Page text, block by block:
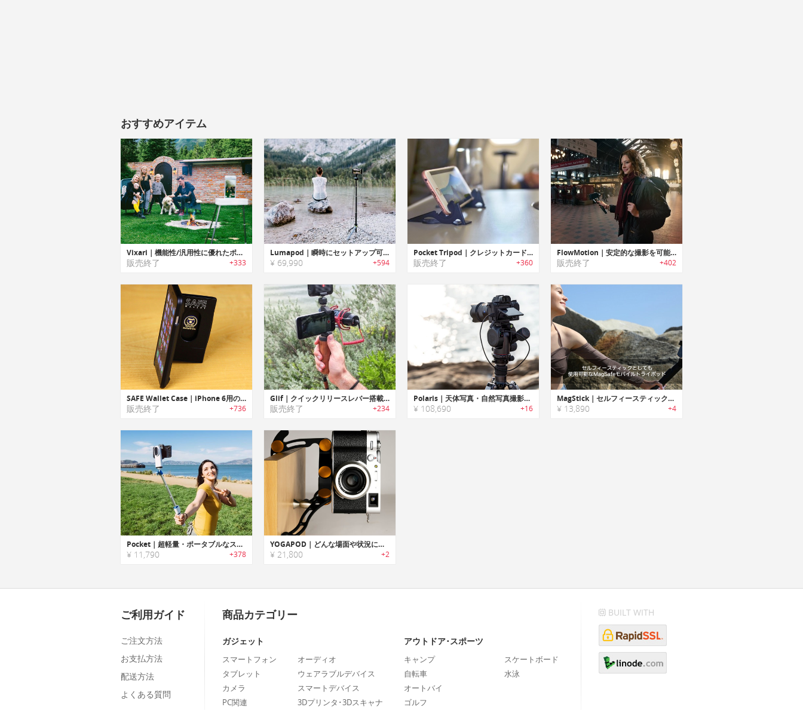
おすすめアイテム
Vixari｜機能性/汎用性に優れたポータブルトライポッド「ヴィクサリー」
販売終了 +333
Lumapod｜瞬時にセットアップ可能なポータブルトライポッド「ルマポッド」
¥ 69,990 +594
Pocket Tripod｜クレジットカードサイズのスマホ用三脚「ポケットトライポッド」
販売終了 +360
FlowMotion｜安定的な撮影を可能にするスマホ用スタビライザー「フローモーション」
販売終了 +402
SAFE Wallet Case｜iPhone 6用の万能セーフ・ウォレットケース
販売終了 +736
Glif｜クイックリリースレバー搭載スマホ用三脚マウント「グリフ 」
販売終了 +234
Polaris｜天体写真・自然写真撮影に最適なスマート電動トライポッドヘッド「ポラリス」
¥ 108,690 +16
MagStick｜セルフィースティックとしても使用可能なMagSafeモバイルトライポッド「マグスティック」
¥ 13,890 +4
Pocket｜超軽量・ポータブルなスマホ用ポケットスタビライザー「ポケット」
¥ 11,790 +378
YOGAPOD｜どんな場面や状況にも対応するポータブル三脚
¥ 21,800 +2
ご利用ガイド
ご注文方法
お支払方法
配送方法
よくある質問
商品カテゴリー
ガジェット
スマートフォン
タブレット
カメラ
PC関連
オーディオ
ウェアラブルデバイス
スマートデバイス
3Dプリンタ･3Dスキャナ
アウトドア･スポーツ
キャンプ
自転車
オートバイ
ゴルフ
スケートボード
水泳
BUILT WITH